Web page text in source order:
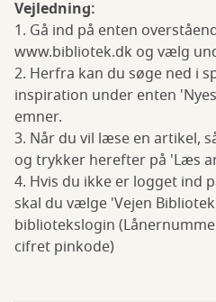
Vejledning:
1. Gå ind på enten
www.bibliotek.dk og vælg
2. Herfra kan du søge ned i
inspiration under enten
emner.
3. Når du vil læse en artikel,
og trykker herefter på 'Læs
4. Hvis du ikke er logget ind
skal du vælge 'Vejen
bibliotekslogin
cifret pinkode)